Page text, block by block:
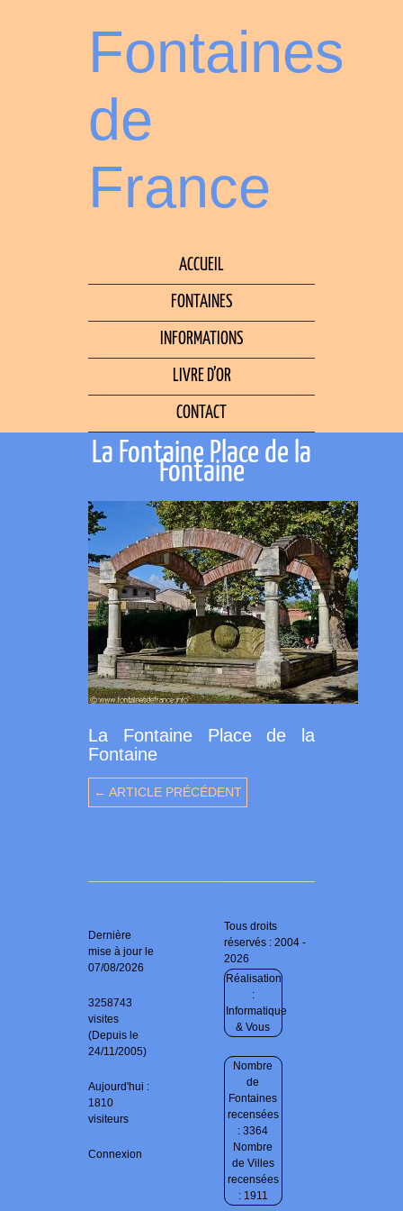
Fontaines
de
France
ACCUEIL
FONTAINES
INFORMATIONS
LIVRE D’OR
CONTACT
La Fontaine Place de la
Fontaine
La Fontaine Place de la
Fontaine
← ARTICLE PRÉCÉDENT
Dernière
mise à jour le
07/08/2026
3258743
visites
(Depuis le
24/11/2005)
Aujourd'hui :
1810
visiteurs
Connexion
Tous droits
réservés : 2004 -
2026
Réalisation
:
Informatique
& Vous
Nombre
de
Fontaines
recensées
: 3364
Nombre
de Villes
recensées
: 1911